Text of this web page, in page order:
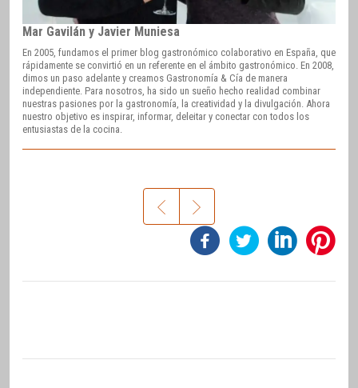
Mar Gavilán y Javier Muniesa
En 2005, fundamos el primer blog gastronómico colaborativo en España, que
rápidamente se convirtió en un referente en el ámbito gastronómico. En 2008,
dimos un paso adelante y creamos Gastronomía & Cía de manera
independiente. Para nosotros, ha sido un sueño hecho realidad combinar
nuestras pasiones por la gastronomía, la creatividad y la divulgación. Ahora
nuestro objetivo es inspirar, informar, deleitar y conectar con todos los
entusiastas de la cocina.